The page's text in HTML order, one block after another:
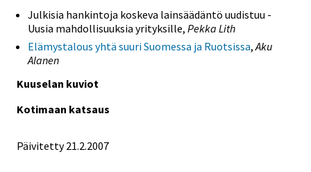
Julkisia hankintoja koskeva lainsäädäntö uudistuu -
Uusia mahdollisuuksia yrityksille, Pekka Lith
Elämystalous yhtä suuri Suomessa ja Ruotsissa,Aku
Alanen
Kuuselan kuviot
Kotimaan katsaus
Päivitetty21.2.2007